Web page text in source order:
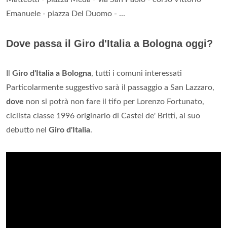
Emanuele - piazza Del Duomo - ...
Dove passa il Giro d'Italia a Bologna oggi?
Giro d'Italia a Bologna, tutti i comuni interessati
Particolarmente suggestivo sarà il passaggio a San Lazzaro,
dove non si potrà non fare il tifo per Lorenzo Fortunato,
ciclista classe 1996 originario di Castel de' Britti, al suo
debutto nel Giro d'Italia.